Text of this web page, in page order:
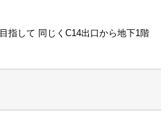
指して 同じくC14出口から地下1階